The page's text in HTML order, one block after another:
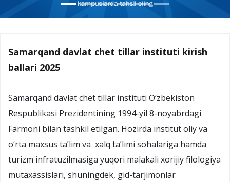
Samarqand davlat chet tillar instituti kirish
ballari 2025
Samarqand davlat chet tillar instituti O‘zbekiston
Respublikasi Prezidentining 1994-yil 8-noyabrdagi
Farmoni bilan tashkil etilgan. Hozirda institut oliy va
o‘rta maxsus ta’lim va xalq ta’limi sohalariga hamda
turizm infratuzilmasiga yuqori malakali xorijiy filologiya
mutaxassislari, shuningdek, gid-tarjimonlar